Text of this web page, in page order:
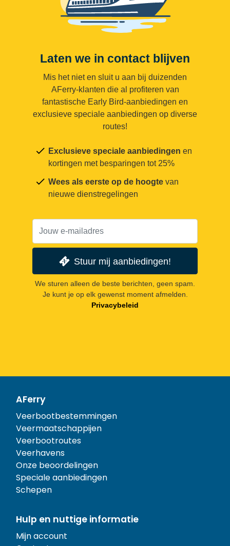
Laten we in contact blijven
Mis het niet en sluit u aan bij duizenden
AFerry-klanten die al profiteren van
fantastische Early Bird-aanbiedingen en
exclusieve speciale aanbiedingen op diverse
routes!
Exclusieve speciale aanbiedingen en
kortingen met besparingen tot 25%
Wees als eerste op de hoogte van
nieuwe dienstregelingen
Stuur mij aanbiedingen!
We sturen alleen de beste berichten, geen spam.
Je kunt je op elk gewenst moment afmelden.
Privacybeleid
AFerry
Veerbootbestemmingen
Veermaatschappijen
Veerbootroutes
Veerhavens
Onze beoordelingen
Speciale aanbiedingen
Schepen
Hulp en nuttige informatie
Mijn account